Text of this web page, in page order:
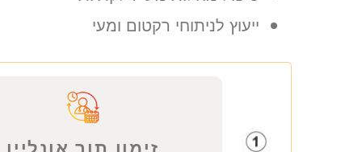
ייעוץ לניתוחי רקטום ומעי